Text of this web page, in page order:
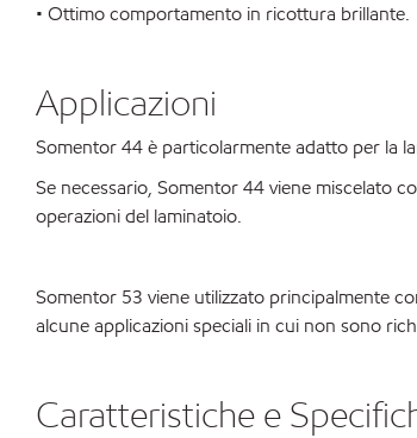
• Ottimo comportamento in ricottura brillante.
Applicazioni
Somentor 44 è particolarmente adatto per la
Se necessario, Somentor 44 viene miscelato
operazioni del laminatoio.
Somentor 53 viene utilizzato principalmente
alcune applicazioni speciali in cui non sono
Caratteristiche e